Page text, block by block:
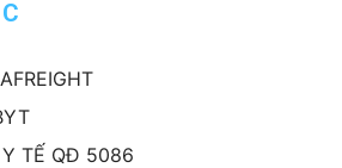
TẾ QĐ 5086